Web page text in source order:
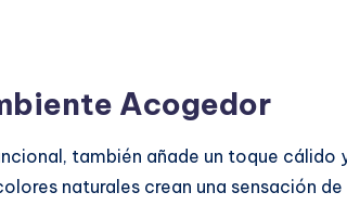
Acogedor
también añade un toque cálido
naturales crean una sensación